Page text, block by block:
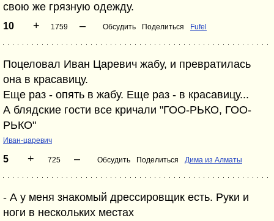
свою же грязную одежду.
10 + 1759 – Обсудить Поделиться Fufel
Поцеловал Иван Царевич жабу, и превратилась
она в красавицу.
Еще раз - опять в жабу. Еще раз - в красавицу...
А блядские гости все кричали "ГОО-РЬКО, ГОО-
РЬКО"
Иван-царевич
5 + 725 – Обсудить Поделиться Дима из Алматы
- А у меня знакомый дрессировщик есть. Руки и
ноги в нескольких местах